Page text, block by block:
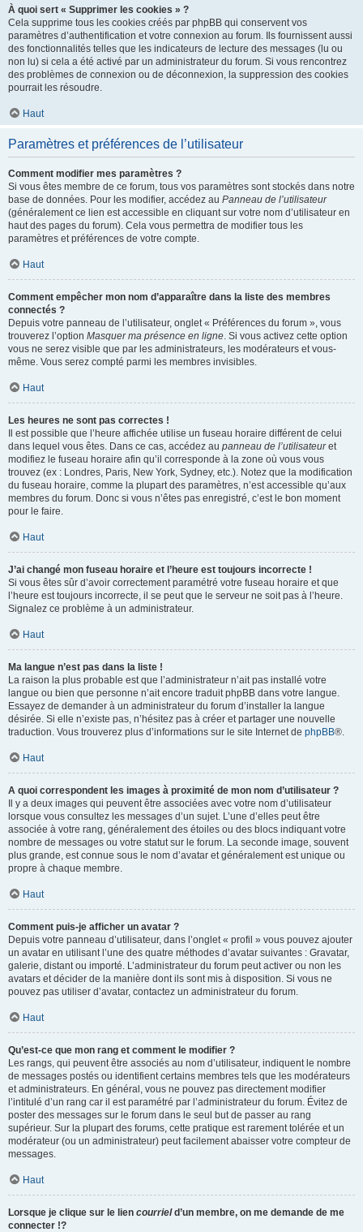
À quoi sert « Supprimer les cookies » ?
Cela supprime tous les cookies créés par phpBB qui conservent vos
paramètres d’authentification et votre connexion au forum. Ils fournissent aussi
des fonctionnalités telles que les indicateurs de lecture des messages (lu ou
non lu) si cela a été activé par un administrateur du forum. Si vous rencontrez
des problèmes de connexion ou de déconnexion, la suppression des cookies
pourrait les résoudre.
Haut
Paramètres et préférences de l’utilisateur
Comment modifier mes paramètres ?
Si vous êtes membre de ce forum, tous vos paramètres sont stockés dans notre
base de données. Pour les modifier, accédez au Panneau de l’utilisateur
(généralement ce lien est accessible en cliquant sur votre nom d’utilisateur en
haut des pages du forum). Cela vous permettra de modifier tous les
paramètres et préférences de votre compte.
Haut
Comment empêcher mon nom d’apparaître dans la liste des membres
connectés ?
Depuis votre panneau de l’utilisateur, onglet « Préférences du forum », vous
trouverez l’option Masquer ma présence en ligne. Si vous activez cette option
vous ne serez visible que par les administrateurs, les modérateurs et vous-
même. Vous serez compté parmi les membres invisibles.
Haut
Les heures ne sont pas correctes !
Il est possible que l’heure affichée utilise un fuseau horaire différent de celui
dans lequel vous êtes. Dans ce cas, accédez au panneau de l’utilisateuret
modifiez le fuseau horaire afin qu’il corresponde à la zone où vous vous
trouvez (ex : Londres, Paris, New York, Sydney, etc.). Notez que la modification
du fuseau horaire, comme la plupart des paramètres, n’est accessible qu’aux
membres du forum. Donc si vous n’êtes pas enregistré, c’est le bon moment
pour le faire.
Haut
J’ai changé mon fuseau horaire et l’heure est toujours incorrecte !
Si vous êtes sûr d’avoir correctement paramétré votre fuseau horaire et que
l’heure est toujours incorrecte, il se peut que le serveur ne soit pas à l’heure.
Signalez ce problème à un administrateur.
Haut
Ma langue n’est pas dans la liste !
La raison la plus probable est que l’administrateur n’ait pas installé votre
langue ou bien que personne n’ait encore traduit phpBB dans votre langue.
Essayez de demander à un administrateur du forum d’installer la langue
désirée. Si elle n’existe pas, n’hésitez pas à créer et partager une nouvelle
traduction. Vous trouverez plus d’informations sur le site Internet de phpBB®.
Haut
A quoi correspondent les images à proximité de mon nom d’utilisateur ?
Il y a deux images qui peuvent être associées avec votre nom d’utilisateur
lorsque vous consultez les messages d’un sujet. L’une d’elles peut être
associée à votre rang, généralement des étoiles ou des blocs indiquant votre
nombre de messages ou votre statut sur le forum. La seconde image, souvent
plus grande, est connue sous le nom d’avatar et généralement est unique ou
propre à chaque membre.
Haut
Comment puis-je afficher un avatar ?
Depuis votre panneau d’utilisateur, dans l’onglet « profil » vous pouvez ajouter
un avatar en utilisant l’une des quatre méthodes d’avatar suivantes : Gravatar,
galerie, distant ou importé. L’administrateur du forum peut activer ou non les
avatars et décider de la manière dont ils sont mis à disposition. Si vous ne
pouvez pas utiliser d’avatar, contactez un administrateur du forum.
Haut
Qu’est-ce que mon rang et comment le modifier ?
Les rangs, qui peuvent être associés au nom d’utilisateur, indiquent le nombre
de messages postés ou identifient certains membres tels que les modérateurs
et administrateurs. En général, vous ne pouvez pas directement modifier
l’intitulé d’un rang car il est paramétré par l’administrateur du forum. Évitez de
poster des messages sur le forum dans le seul but de passer au rang
supérieur. Sur la plupart des forums, cette pratique est rarement tolérée et un
modérateur (ou un administrateur) peut facilement abaisser votre compteur de
messages.
Haut
Lorsque je clique sur le lien courrield’un membre, on me demande de me
connecter !?